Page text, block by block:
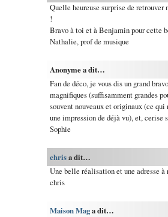
Quelle heureuse surprise de
!
Bravo à toi et à Benjamin pour cette
Nathalie, prof de musique
Anonyme a dit…
Fan de déco, je vous dis un grand
magnifiques (suffisamment grandes
souvent nouveaux et originaux (ce qui
une impression de déjà vu), et, cerise
Sophie
chrisa dit…
Une belle réalisation et une adresse
chris
Maison Maga dit…